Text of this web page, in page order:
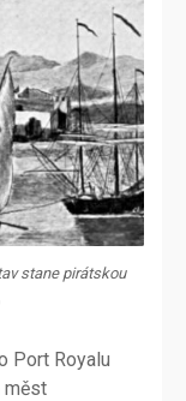
stane pirátskou
Port Royalu
měst